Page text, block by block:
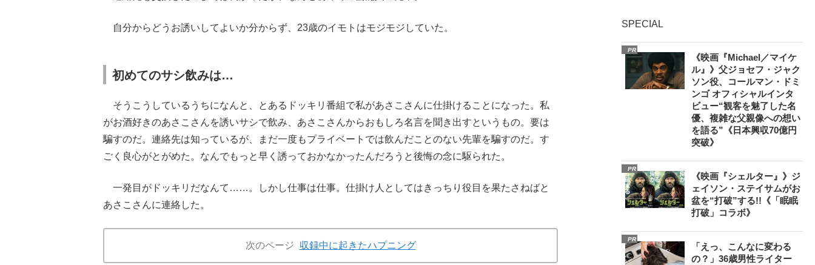
自分からどうお誘いしてよいか分からず、23歳のイモトはモジモジしていた。
初めてのサシ飲みは…
そうこうしているうちになんと、とあるドッキリ番組で私があさこさんに仕掛けることになった。私
がお酒好きのあさこさんを誘いサシで飲み、あさこさんからおもしろ名言を聞き出すというもの。要は
騙すのだ。連絡先は知っているが、まだ一度もプライベートでは飲んだことのない先輩を騙すのだ。す
ごく良心がとがめた。なんでもっと早く誘っておかなかったんだろうと後悔の念に駆られた。
一発目がドッキリだなんて……。しかし仕事は仕事。仕掛け人としてはきっちり役目を果たさねばと
あさこさんに連絡した。
次のページ 収録中に起きたハプニング
SPECIAL
PR
《映画『Michael／マイケ
ル』》父ジョセフ・ジャク
ソン役、コールマン・ドミ
ンゴ オフィシャルインタ
ビュー“観客を魅了した名
優、複雑な父親像への想い
を語る”《日本興収70億円
突破》
PR
《映画『シェルター』》ジ
ェイソン・ステイサムがお
盆を“打破”する!!《「眠眠
打破」コラボ》
PR
「えっ、こんなに変わる
の？」36歳男性ライター